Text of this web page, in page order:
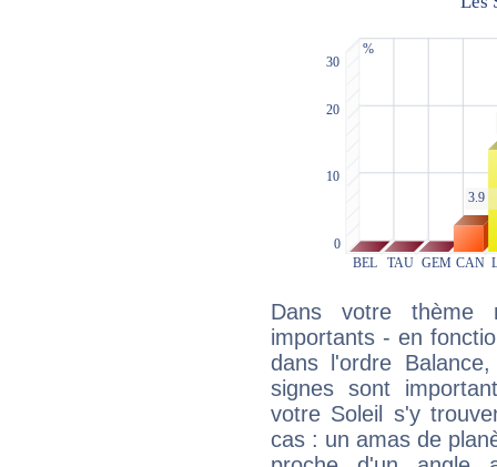
Dans votre thème
importants - en
dans l'ordre
signes sont
votre Soleil s'y
cas : un amas de